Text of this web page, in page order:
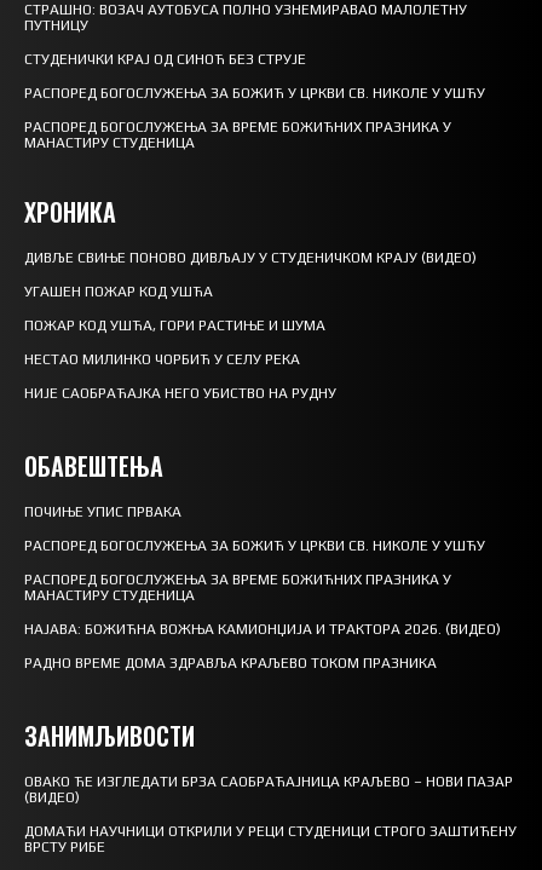
СТРАШНО: ВОЗАЧ АУТОБУСА ПОЛНО УЗНЕМИРАВАО МАЛОЛЕТНУ
ПУТНИЦУ
СТУДЕНИЧКИ КРАЈ ОД СИНОЋ БЕЗ СТРУЈЕ
РАСПОРЕД БОГОСЛУЖЕЊА ЗА БОЖИЋ У ЦРКВИ СВ. НИКОЛЕ У УШЋУ
РАСПОРЕД БОГОСЛУЖЕЊА ЗА ВРЕМЕ БОЖИЋНИХ ПРАЗНИКА У
МАНАСТИРУ СТУДЕНИЦА
ХРОНИКА
ДИВЉЕ СВИЊЕ ПОНОВО ДИВЉАЈУ У СТУДЕНИЧКОМ КРАЈУ (ВИДЕО)
УГАШЕН ПОЖАР КОД УШЋА
ПОЖАР КОД УШЋА, ГОРИ РАСТИЊЕ И ШУМА
НЕСТАО МИЛИНКО ЧОРБИЋ У СЕЛУ РЕКА
НИЈЕ САОБРАЋАЈКА НЕГО УБИСТВО НА РУДНУ
ОБАВЕШТЕЊА
ПОЧИЊЕ УПИС ПРВАКА
РАСПОРЕД БОГОСЛУЖЕЊА ЗА БОЖИЋ У ЦРКВИ СВ. НИКОЛЕ У УШЋУ
РАСПОРЕД БОГОСЛУЖЕЊА ЗА ВРЕМЕ БОЖИЋНИХ ПРАЗНИКА У
МАНАСТИРУ СТУДЕНИЦА
НАЈАВА: БОЖИЋНА ВОЖЊА КАМИОНЏИЈА И ТРАКТОРА 2026. (ВИДЕО)
РАДНО ВРЕМЕ ДОМА ЗДРАВЉА КРАЉЕВО ТОКОМ ПРАЗНИКА
ЗАНИМЉИВОСТИ
ОВАКО ЋЕ ИЗГЛЕДАТИ БРЗА САОБРАЋАЈНИЦА КРАЉЕВО – НОВИ ПАЗАР
(ВИДЕО)
ДОМАЋИ НАУЧНИЦИ ОТКРИЛИ У РЕЦИ СТУДЕНИЦИ СТРОГО ЗАШТИЋЕНУ
ВРСТУ РИБЕ